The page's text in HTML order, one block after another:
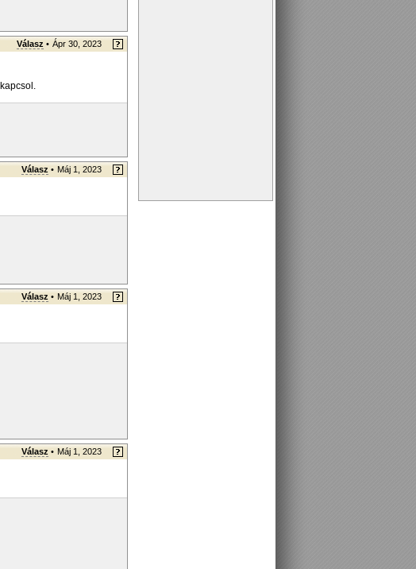
Válasz • Ápr 30, 2023
Válasz • Máj 1, 2023
Válasz • Máj 1, 2023
Válasz • Máj 1, 2023